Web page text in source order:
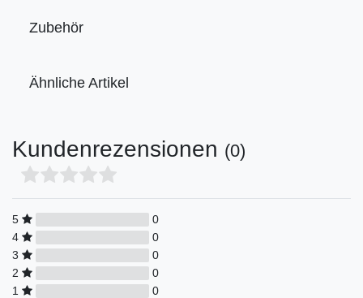
Zubehör
Ähnliche Artikel
Kundenrezensionen (0)
5
0
4
0
3
0
2
0
1
0